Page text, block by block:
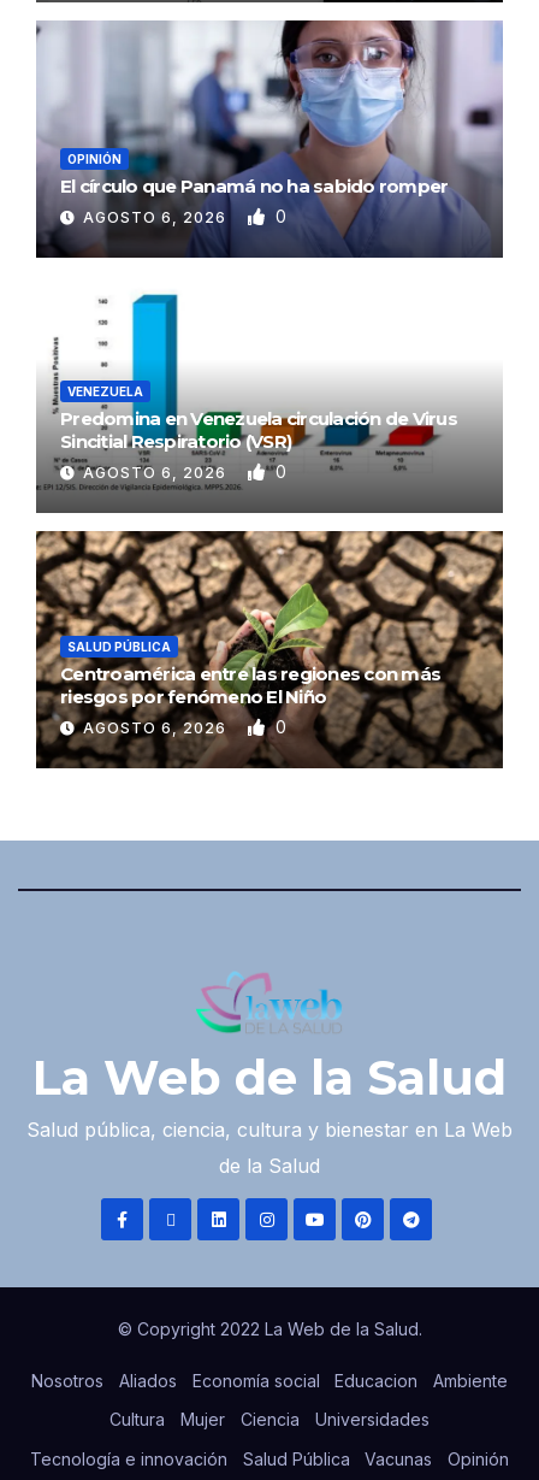
OPINIÓN
El círculo que Panamá no ha sabido romper
AGOSTO 6, 2026 0
VENEZUELA
Predomina en Venezuela circulación de Virus
Sincitial Respiratorio (VSR)
AGOSTO 6, 2026 0
SALUD PÚBLICA
Centroamérica entre las regiones con más
riesgos por fenómeno El Niño
AGOSTO 6, 2026 0
La Web de la Salud
Salud pública, ciencia, cultura y bienestar en La Web
de la Salud
© Copyright 2022 La Web de la Salud.
Nosotros Aliados Economía social Educacion
Ambiente
Cultura
Mujer Ciencia
Universidades
Tecnología e innovación
Salud Pública Vacunas Opinión